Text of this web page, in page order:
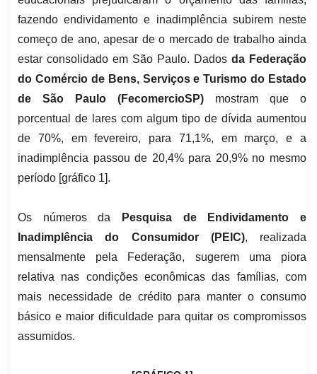
fazendo endividamento e inadimplência subirem neste
começo de ano, apesar de o mercado de trabalho ainda
estar consolidado em São Paulo. Dados da Federação
do Comércio de Bens, Serviços e Turismo do Estado
de São Paulo (FecomercioSP) mostram que o
porcentual de lares com algum tipo de dívida aumentou
de 70%, em fevereiro, para 71,1%, em março, e a
inadimplência passou de 20,4% para 20,9% no mesmo
período [gráfico 1].
Os números da
Pesquisa de Endividamento e
Inadimplência do Consumidor (PEIC), realizada
mensalmente pela Federação, sugerem uma piora
relativa nas condições econômicas das famílias, com
mais necessidade de crédito para manter o consumo
básico e maior dificuldade para quitar os compromissos
assumidos.